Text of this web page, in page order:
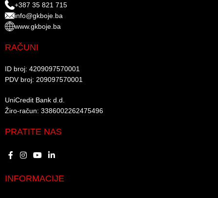
+387 35 821 715
info@gkboje.ba
www.gkboje.ba
RAČUNI
ID broj: 4209097570001​
PDV broj: 209097570001 ​
UniCredit Bank d.d.​
Žiro-račun: 3386002262475496​​
PRATITE NAS
INFORMACIJE